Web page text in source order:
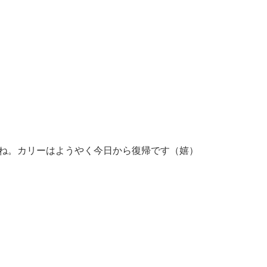
カリーはようやく今日から復帰です（嬉）